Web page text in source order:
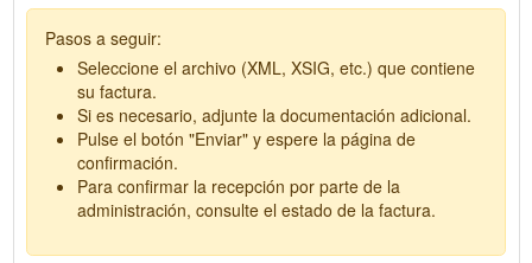
Pasos a seguir:
Seleccione el archivo (XML, XSIG, etc.) que contiene
su factura.
Si es necesario, adjunte la documentación adicional.
Pulse el botón "Enviar" y espere la página de
confirmación.
Para confirmar la recepción por parte de la
administración, consulte el estado de la factura.